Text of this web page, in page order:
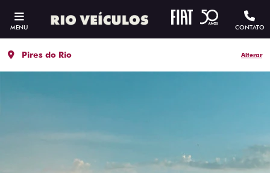
MENU CONTATO
Pires do Rio Alterar